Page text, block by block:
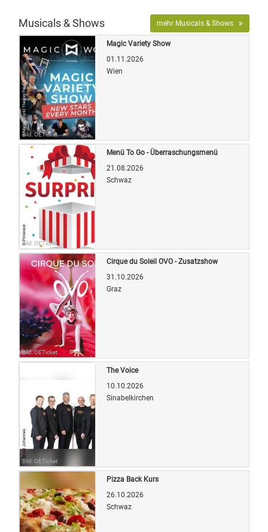
Musicals & Shows mehr Musicals & Shows
Bild: OETicket
Magic Variety Show
01.11.2026
Wien
Bild: OETicket
Menü To Go - Überraschungsmenü
21.08.2026
Schwaz
Bild: OETicket
Cirque du Soleil OVO - Zusatzshow
31.10.2026
Graz
Bild: OETicket
The Voice
10.10.2026
Sinabelkirchen
Pizza Back Kurs
26.10.2026
Schwaz